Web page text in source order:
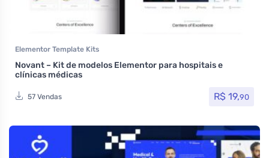
Elementor Template Kits
Novant – Kit de modelos Elementor para hospitais e
clínicas médicas
57 Vendas R$ 19,90